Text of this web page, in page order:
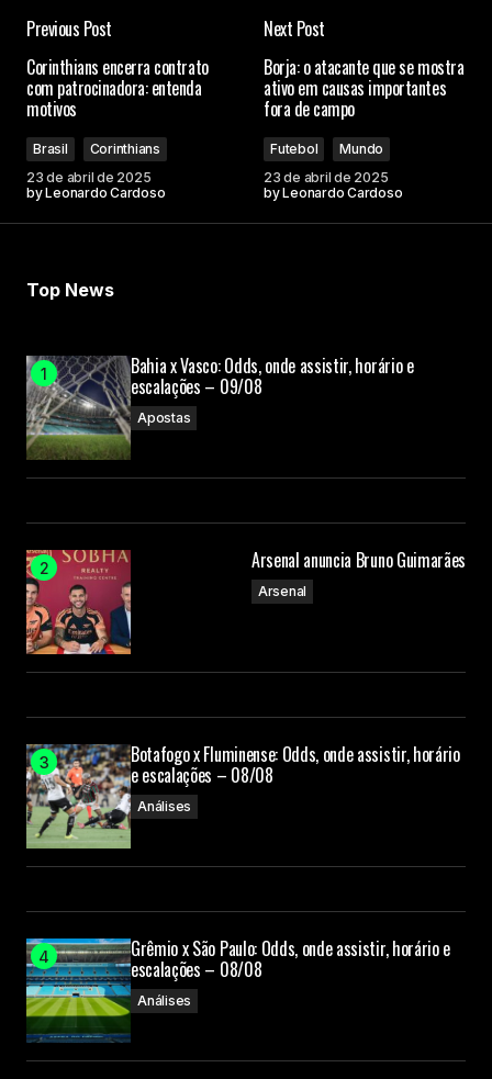
Previous Post
Corinthians encerra contrato
com patrocinadora: entenda
motivos
Brasil
Corinthians
23 de abril de 2025
byLeonardo Cardoso
Next Post
Borja: o atacante que se mostra
ativo em causas importantes
fora de campo
Futebol
Mundo
23 de abril de 2025
byLeonardo Cardoso
Top News
Bahia x Vasco: Odds, onde assistir, horário e
escalações – 09/08
Apostas
Arsenal anuncia Bruno Guimarães
Arsenal
Botafogo x Fluminense: Odds, onde assistir, horário
e escalações – 08/08
Análises
Grêmio x São Paulo: Odds, onde assistir, horário e
escalações – 08/08
Análises